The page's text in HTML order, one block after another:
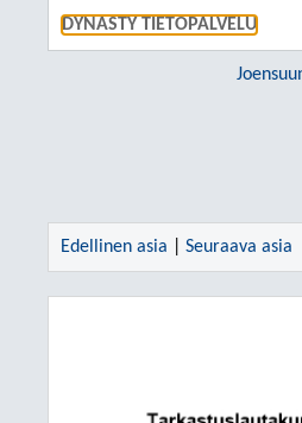
DYNASTY TIETOPALVELU
Edellinen asia Seuraava asia